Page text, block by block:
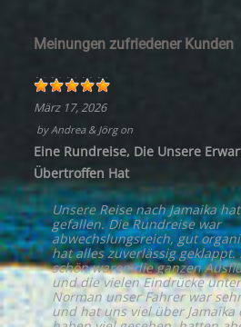
Meinungen zufriedener Kunden
März 17, 2026
byAndrea & Jörgon
Eine Rundreise, Die Unsere
Übertroffen Hat
Unsere Reise nach Jamaika
gefallen. Die Rundreise war
abwechslungsreich, gut
hat alles zuverlässig geklappt.
schön waren die ganzen
und die vielen Eindrücke
Norman unser Fahrer war
und hat uns viel über Jamaika